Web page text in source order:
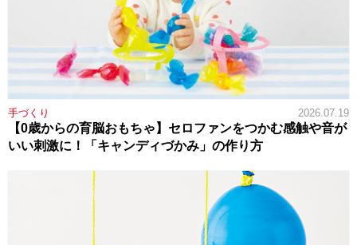
手づくり 2026.07.19
【0歳からの育脳おもちゃ】セロファンをつかむ感触や音が
いい刺激に！「キャンディづかみ」の作り方